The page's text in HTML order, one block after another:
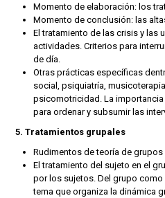
Momento de elaboración: los
Momento de conclusión: las
El tratamiento de las crisis y las
actividades. Criterios para
de día.
Otras prácticas específicas
social, psiquiatría,
psicomotricidad. La
para ordenar y subsumir las
5. Tratamientos grupales
Rudimentos de teoría de
El tratamiento del sujeto en el
por los sujetos. Del grupo como
tema que organiza la dinámica